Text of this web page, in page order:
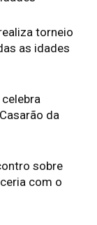
torneio
as idades
da
sobre
com o